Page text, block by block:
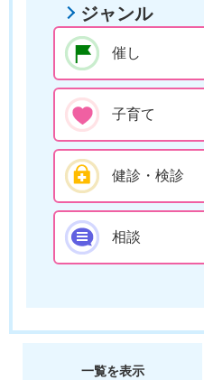
ジャンル
催し
子育て
健診・検診
相談
一覧を表示